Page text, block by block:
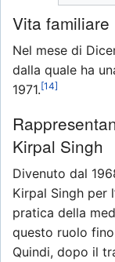
Vita familiare
Nel mese di
dalla quale ha
1971.[14]
Kirpal Singh
Divenuto dal
Kirpal Singh per
pratica della
questo ruolo
Quindi, dopo il